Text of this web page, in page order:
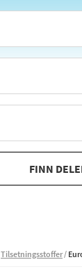
FINN
Tilsetningsstoffer